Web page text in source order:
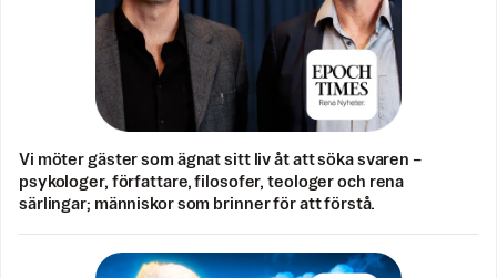
Vi möter gäster som ägnat sitt liv åt att söka svaren –
psykologer, författare, filosofer, teologer och rena
särlingar; människor som brinner för att förstå.